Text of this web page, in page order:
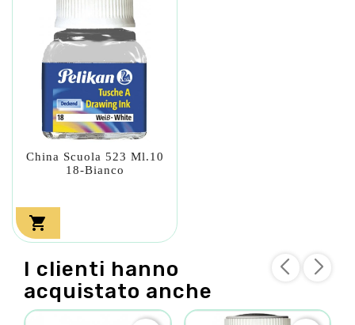
China Scuola 523 Ml.10
18-Bianco

I clienti hanno
acquistato anche